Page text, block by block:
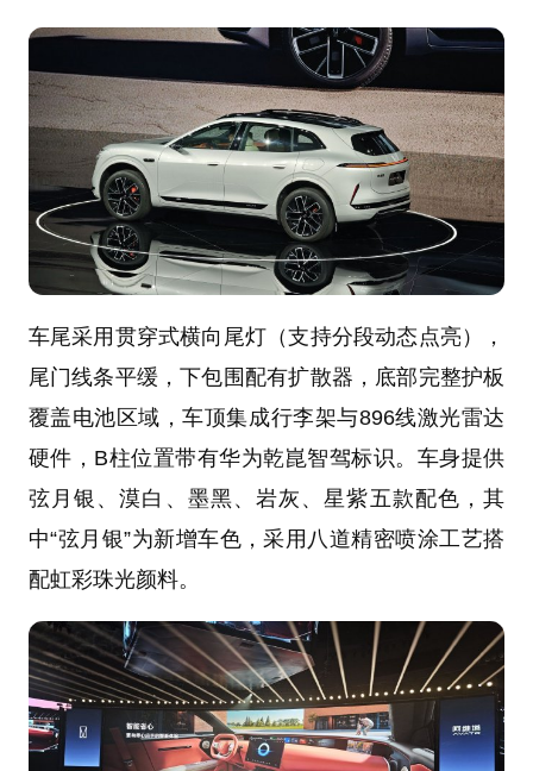
车尾采用贯穿式横向尾灯（支持分段动态点亮），
尾门线条平缓，下包围配有扩散器，底部完整护板
覆盖电池区域，车顶集成行李架与896线激光雷达
硬件，B柱位置带有华为乾崑智驾标识。车身提供
弦月银、漠白、墨黑、岩灰、星紫五款配色，其
中“弦月银”为新增车色，采用八道精密喷涂工艺搭
配虹彩珠光颜料。